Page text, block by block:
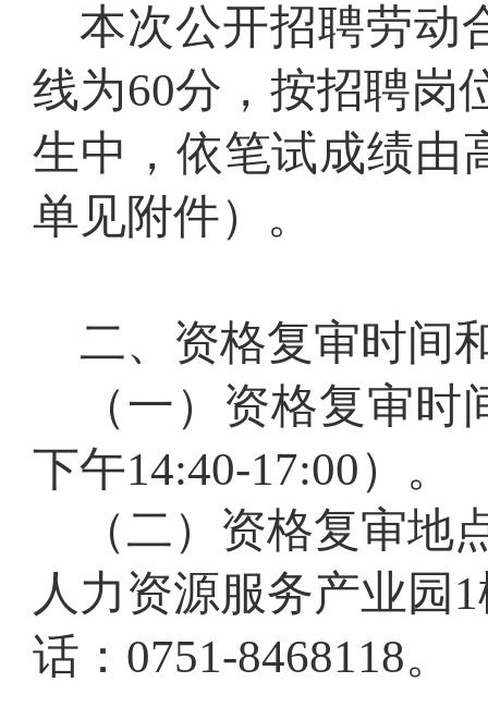
本次公开招聘劳动
线为60分，按招聘岗
生中，依笔试成绩由
单见附件）。
二、资格复审时间
（一） 资格复审时
下午14:40-17:00）。
（二） 资格复审地
人力资源服务产业园
话：0751-8468118。